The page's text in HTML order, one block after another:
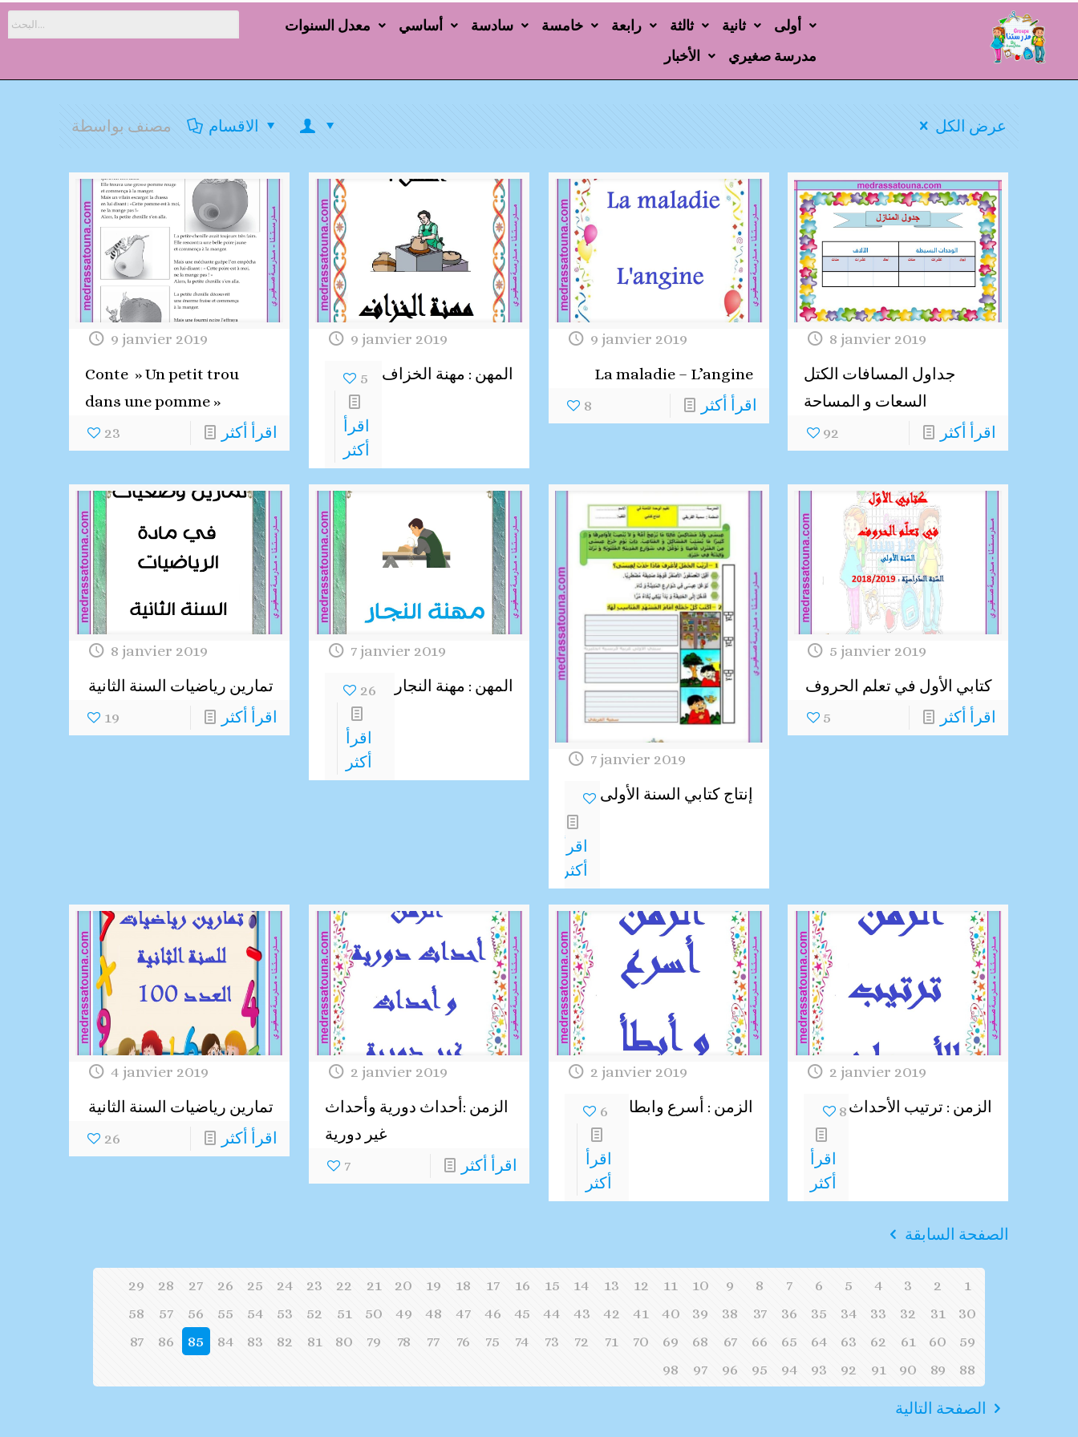
معدل السنوات أساسي سادسة خامسة رابعة ثالثة ثانية
أولى
الأخبار
مدرسة صغيري
مصنف بواسطة الاقسام عرض الكل
9 janvier 2019
Conte » Un petit trou
dans une pomme »
23
اقرأ أكثر
9 janvier 2019
المهن : مهنة الخزاف
5
اقرأ
أكثر
9 janvier 2019
La maladie – L’angine
8
اقرأ أكثر
8 janvier 2019
جداول المسافات الكتل
السعات و المساحة
92
اقرأ أكثر
8 janvier 2019
تمارين رياضيات السنة الثانية
19
اقرأ أكثر
7 janvier 2019
المهن : مهنة النجار
26
اقرأ
أكثر
7 janvier 2019
إنتاج كتابي السنة الأولى
19
اقرأ
أكثر
5 janvier 2019
كتابي الأول في تعلم الحروف
5
اقرأ أكثر
4 janvier 2019
تمارين رياضيات السنة الثانية
26
اقرأ أكثر
2 janvier 2019
الزمن :أحداث دورية وأحداث
غير دورية
7
اقرأ أكثر
2 janvier 2019
الزمن : أسرع وابطا
6
اقرأ
أكثر
2 janvier 2019
الزمن : ترتيب الأحداث8
اقرأ
أكثر
الصفحة السابقة
1
2
3
4
5
6
7
8
9
10
11
12
13
14
15
16
17
18
19
20
21
22
23
24
25
26
27
28
29
30
31
32
33
34
35
36
37
38
39
40
41
42
43
44
45
46
47
48
49
50
51
52
53
54
55
56
57
58
59
60
61
62
63
64
65
66
67
68
69
70
71
72
73
74
75
76
77
78
79
80
81
82
83
84
85
86
87
88
89
90
91
92
93
94
95
96
97
98
الصفحة التالية